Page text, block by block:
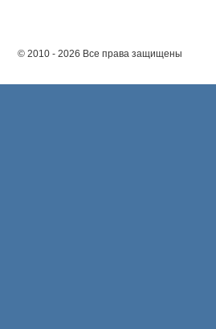
© 2010 - 2026 Все права защищены